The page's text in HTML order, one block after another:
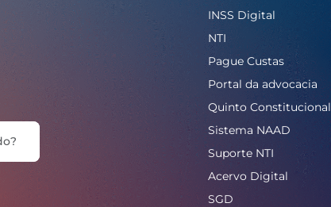
INSS Digital
NTI
Pague Custas
Portal da advocacia
Quinto Constitucional
Sistema NAAD
Suporte NTI
Acervo Digital
SGD